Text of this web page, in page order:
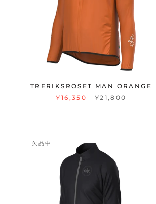
TRERIKSROSET MAN ORANGE
¥16,350
¥21,800
欠品中